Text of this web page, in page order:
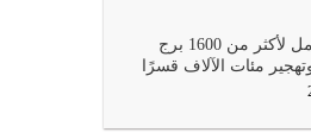
خير امة أخرجت للناس
عن…
غزة: تدمير كامل لأكثر من 1600 برج
مئات الآلاف قسرًا